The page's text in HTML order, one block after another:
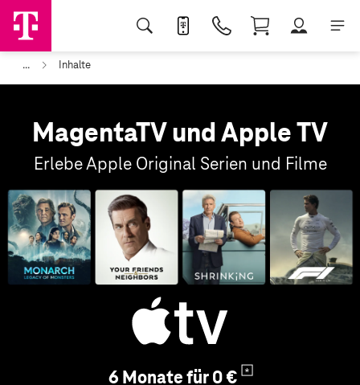
... Inhalte
MagentaTV und Apple TV
Erlebe Apple Original Serien und Filme
6 Monate für 0 €